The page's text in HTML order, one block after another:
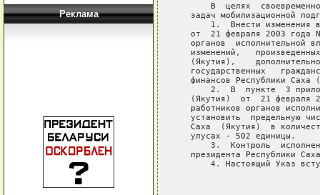
Реклама
В  целях
задач мобилизационной
1.  Внести изменения
от  21 февраля 2003 года
органов  исполнительной
изменений,
(Якутия),
государственных
финансов Республики Саха
2.  В  пункте  3
(Якутия)  от  21 февраля
работников органов
установить  предельную
Саха  (Якутия)  в
   улусах - 502 единицы.
3.  Контроль
президента Республики
4. Настоящий Указ